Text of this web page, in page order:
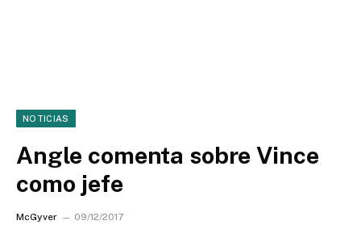
NOTICIAS
Angle comenta sobre Vince
como jefe
McGyver 09/12/2017